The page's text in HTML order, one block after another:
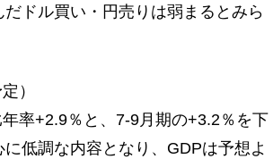
ドル買い・円売りは弱まるとみら
）
率+2.9％と、7-9月期の+3.2％を下
低調な内容となり、GDPは予想よ